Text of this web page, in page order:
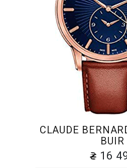
CLAUDE
BUIR
16